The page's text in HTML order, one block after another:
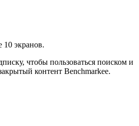
10 экранов.
чтобы пользоваться поиском и
контент Benchmarkee.